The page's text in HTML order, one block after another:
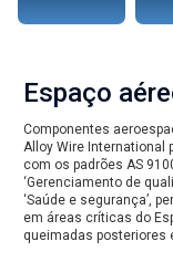
Espaço
Componentes
Alloy Wire
com os padrões AS
‘Gerenciamento de
‘Saúde e segurança’,
em áreas críticas do
queimadas posteriores